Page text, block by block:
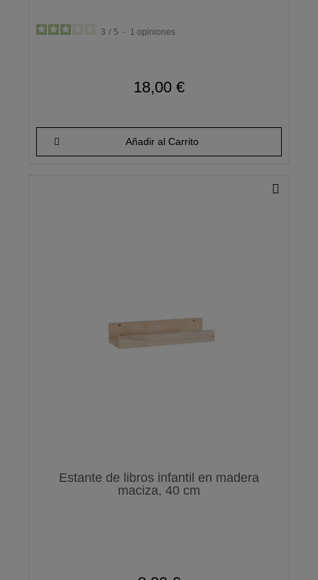
3 / 5 - 1 opiniones
18,00 €
Añadir al Carrito
Estante de libros infantil en madera
maciza, 40 cm